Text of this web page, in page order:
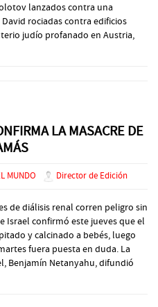
lanzados contra una
rociadas contra edificios
judío profanado en Austria,
LA MASACRE DE
MUNDO Director de Edición
de diálisis renal corren peligro sin
Israel confirmó este jueves que el
y calcinado a bebés, luego
fuera puesta en duda. La
Benjamín Netanyahu, difundió